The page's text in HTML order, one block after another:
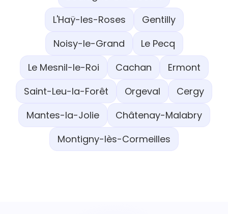
L'Haÿ-les-Roses
Gentilly
Noisy-le-Grand
Le Pecq
Le Mesnil-le-Roi
Cachan
Ermont
Saint-Leu-la-Forêt
Orgeval
Cergy
Mantes-la-Jolie
Châtenay-Malabry
Montigny-lès-Cormeilles